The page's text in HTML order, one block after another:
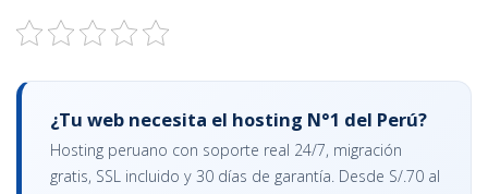
¿Tu web necesita el hosting N°1 del Perú?
Hosting peruano con soporte real 24/7, migración
gratis, SSL incluido y 30 días de garantía. Desde S/.70 al